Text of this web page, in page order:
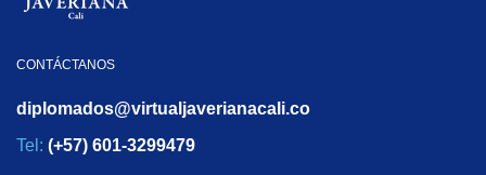
CONTÁCTANOS
diplomados@virtualjaverianacali.co
Tel: (+57) 601-3299479